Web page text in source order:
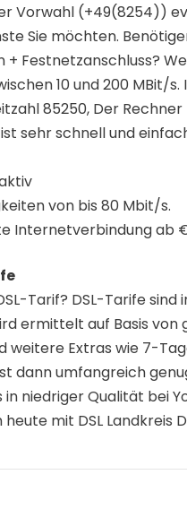
Vorwahl (+49(8254))
Sie möchten.
+ Festnetzanschluss?
10 und 200 MBit/
85250, Der
sehr schnell und
von bis 80 Mbit/s.
Internetverbindung ab
Tarif? DSL-Tarife sind
ermittelt auf Basis
weitere Extras wie 7-
dann umfangreich
niedriger Qualität bei
mit DSL Landkreis